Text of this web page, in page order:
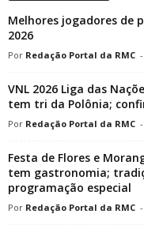
Melhores jogadores de
2026
Redação Portal da RMC -
VNL 2026 Liga das
tem tri da Polônia;
Redação Portal da RMC -
Festa de Flores e
tem gastronomia;
programação especial
Redação Portal da RMC -